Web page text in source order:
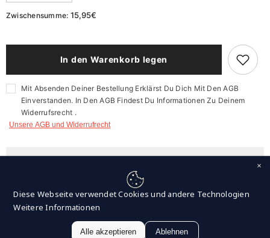
verringern
für
X
erhöhen
für
X
Zahnschutz
Zwischensumme: 15,95€
In den Warenkorb legen
Mit Absenden Deiner Bestellung Erklärst Du Dich Mit Den AGB
Einverstanden. In Den AGB Findest Du Informationen Zu Deinem
Widerrufsrecht .
Unsere AGB und Widerrufrecht
Diese Webseite verwendet Cookies und andere Technologien
Weitere Informationen
Alle akzeptieren Ablehnen